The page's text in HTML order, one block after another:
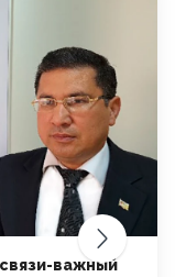
важный